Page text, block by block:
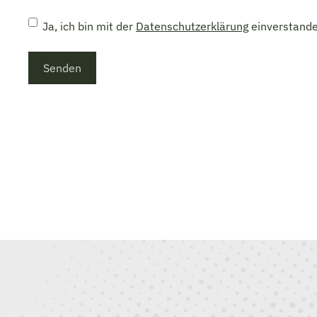
Datenschutzerklärung*
Ja, ich bin mit der Datenschutzerklärung
Senden